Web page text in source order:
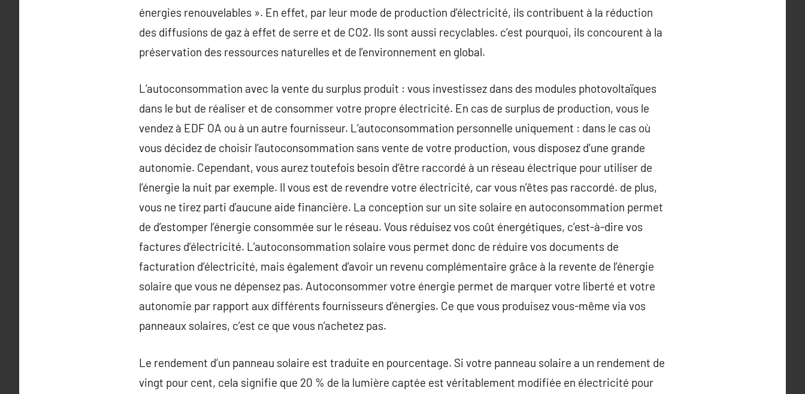
énergies renouvelables ». En effet, par leur mode de production d’électricité, ils contribuent à la réduction
des diffusions de gaz à effet de serre et de CO2. Ils sont aussi recyclables. c’est pourquoi, ils concourent à la
préservation des ressources naturelles et de l’environnement en global.
L’autoconsommation avec la vente du surplus produit : vous investissez dans des modules photovoltaïques
dans le but de réaliser et de consommer votre propre électricité. En cas de surplus de production, vous le
vendez à EDF OA ou à un autre fournisseur. L’autoconsommation personnelle uniquement : dans le cas où
vous décidez de choisir l’autoconsommation sans vente de votre production, vous disposez d’une grande
autonomie. Cependant, vous aurez toutefois besoin d’être raccordé à un réseau électrique pour utiliser de
l’énergie la nuit par exemple. Il vous est de revendre votre électricité, car vous n’êtes pas raccordé. de plus,
vous ne tirez parti d’aucune aide financière. La conception sur un site solaire en autoconsommation permet
de d’estomper l’énergie consommée sur le réseau. Vous réduisez vos coût énergétiques, c’est-à-dire vos
factures d’électricité. L’autoconsommation solaire vous permet donc de réduire vos documents de
facturation d’électricité, mais également d’avoir un revenu complémentaire grâce à la revente de l’énergie
solaire que vous ne dépensez pas. Autoconsommer votre énergie permet de marquer votre liberté et votre
autonomie par rapport aux différents fournisseurs d’énergies. Ce que vous produisez vous-même via vos
panneaux solaires, c’est ce que vous n’achetez pas.
Le rendement d’un panneau solaire est traduite en pourcentage. Si votre panneau solaire a un rendement de
vingt pour cent, cela signifie que 20 % de la lumière captée est véritablement modifiée en électricité pour